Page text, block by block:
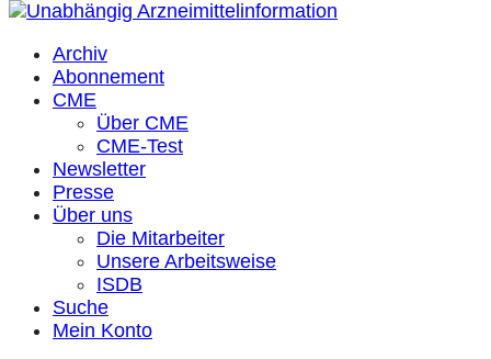
Archiv
Abonnement
CME
Über CME
CME-Test
Newsletter
Presse
Über uns
Die Mitarbeiter
Unsere Arbeitsweise
ISDB
Suche
Mein Konto